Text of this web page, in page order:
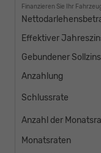
Finanzieren Sie Ihr
Effektiver
Gebundener
Anzahlung
Schlussrate
Anzahl der
Monatsraten